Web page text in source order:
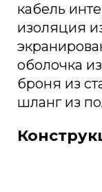
кабель
изоляция
оболочка
броня из
шланг из